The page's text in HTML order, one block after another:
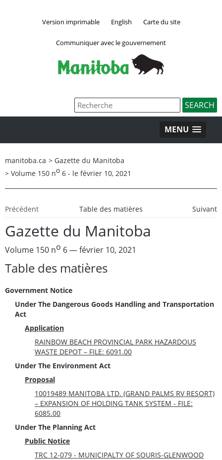
Version imprimable English Carte du site
Communiquer avec le gouvernement
MENU
manitoba.ca > Gazette du Manitoba
> Volume 150 no 6 - le février 10, 2021
Précédent Table des matières Suivant
Gazette du Manitoba
Volume 150 no 6 — février 10, 2021
Table des matières
Government Notice
Under The Dangerous Goods Handling and Transportation
Act
Application
RAINBOW BEACH PROVINCIAL PARK HAZARDOUS
WASTE DEPOT – FILE: 6091.00
Under The Environment Act
Proposal
10019489 MANITOBA LTD. (GRAND PALMS RV RESORT)
– EXPANSION OF HOLDING TANK SYSTEM - FILE:
6085.00
Under The Planning Act
Public Notice
TRC 12-079 - MUNICIPALTY OF SOURIS-GLENWOOD